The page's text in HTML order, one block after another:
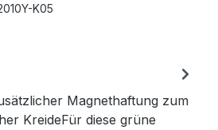
K05
Magnethaftung zum
KreideFür diese grüne